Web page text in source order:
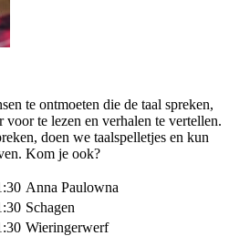
te ontmoeten die de taal spreken,
voor te lezen en verhalen te vertellen.
doen we taalspelletjes en kun
Kom je ook?
Anna Paulowna
Schagen
Wieringerwerf